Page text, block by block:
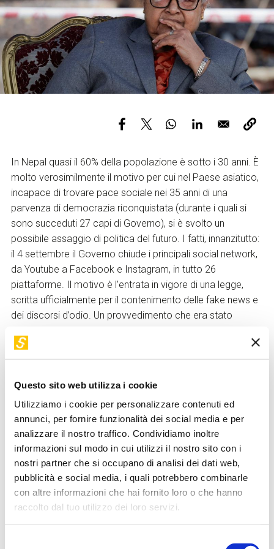
Questo sito web utilizza i cookie
Utilizziamo i cookie per personalizzare contenuti ed
annunci, per fornire funzionalità dei social media e per
analizzare il nostro traffico. Condividiamo inoltre
informazioni sul modo in cui utilizzi il nostro sito con i
nostri partner che si occupano di analisi dei dati web,
pubblicità e social media, i quali potrebbero combinarle
con altre informazioni che hai fornito loro o che hanno
raccolto dal tuo utilizzo dei loro servizi.
Servizi e accessibilità
Contatti
FAQ
Biglietti
In Nepal quasi il 60% della popolazione è sotto i 30 anni. È
molto verosimilmente il motivo per cui nel Paese asiatico,
incapace di trovare pace sociale nei 35 anni di una
parvenza di democrazia riconquistata (durante i quali si
sono succeduti 27 capi di Governo), si è svolto un
possibile assaggio di politica del futuro. I fatti, innanzitutto:
il 4 settembre il Governo chiude i principali social network,
da Youtube a Facebook e Instagram, in tutto 26
piattaforme. Il motivo è l’entrata in vigore di una legge,
scritta ufficialmente per il contenimento delle fake news e
dei discorsi d’odio. Un provvedimento che era stato
di limitare la discussione politica avversa, alimentata
appunto da una popolazione giovane che trovava luogo
I calcoli politici sono stati evidentemente sbagliati, con la
popolazione che è scesa in piazza e manifestazioni anche
violente che hanno portato all’uccisione di 19 persone –
negli scontri con le forze dell’ordine – e alla conseguente
rimozione del blocco e alle dimissioni del primo ministro.
Nel Paese in pieno caos, come tradizione locale, è
intervenuto l’esercito per ripristinare l’ordine. Ma le
manifestazioni di dissenso non si sono fermate, hanno
solo cambiato luogo. E la scelta di quella che la